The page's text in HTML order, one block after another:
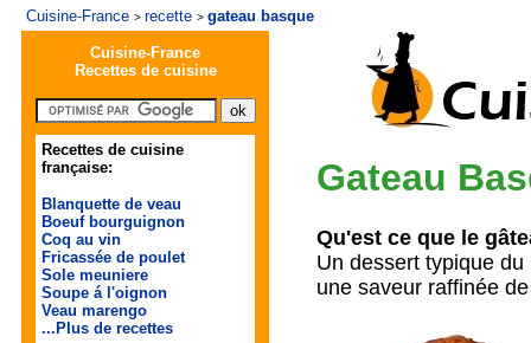
Cuisine-France > recette > gateau basque
Cuisine-France
Recettes de cuisine
Recettes de cuisine
française:
Blanquette de veau
Boeuf bourguignon
Coq au vin
Fricassée de poulet
Sole meuniere
Soupe á l'oignon
Veau marengo
...Plus de recettes
Gateau
Qu'est ce que le
Un dessert typique
une saveur raffinée